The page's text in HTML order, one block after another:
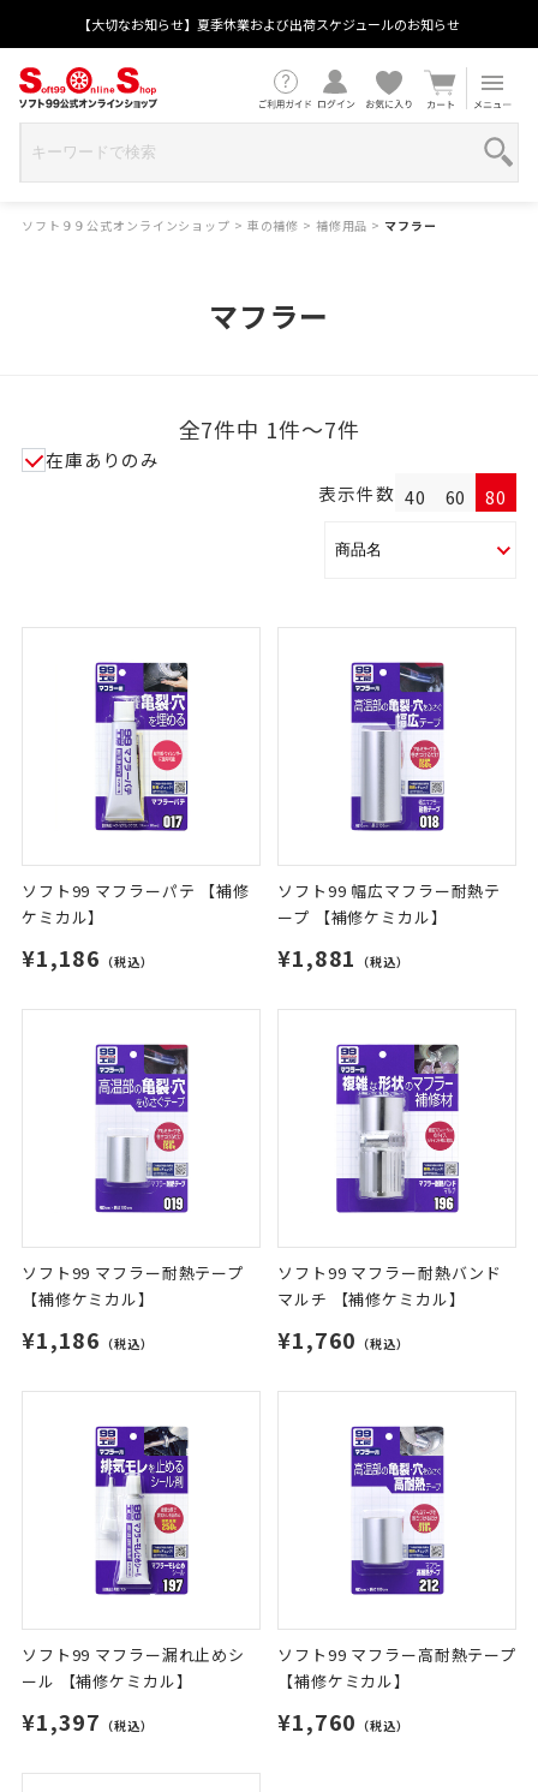
【大切なお知らせ】夏季休業および出荷スケジュールのお知らせ
ソフト９９公式オンラインショップ > 車の補修 > 補修用品 > マフラー
マフラー
全7件中 1件～7件
在庫ありのみ
表示件数 40 60 80
ソフト99 マフラーパテ 【補修
ケミカル】
¥1,186 （税込）
ソフト99 幅広マフラー耐熱テ
ープ 【補修ケミカル】
¥1,881 （税込）
ソフト99 マフラー耐熱テープ
【補修ケミカル】
¥1,186 （税込）
ソフト99 マフラー耐熱バンド
マルチ 【補修ケミカル】
¥1,760 （税込）
ソフト99 マフラー漏れ止めシ
ール 【補修ケミカル】
¥1,397 （税込）
ソフト99 マフラー高耐熱テープ
【補修ケミカル】
¥1,760 （税込）